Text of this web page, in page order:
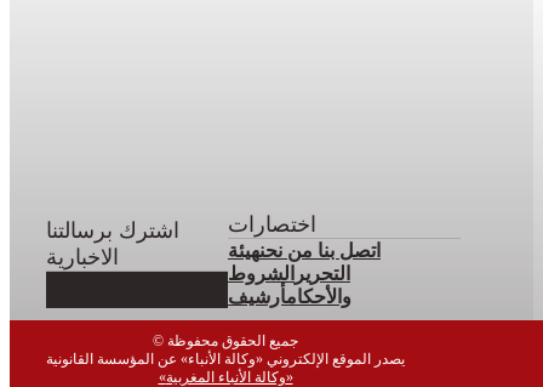
اشترك برسالتنا
الاخبارية
اختصارات
اتصل بنا من نحنهيئة
التحرير الشروط
والأحكامأرشيف
© جميع الحقوق محفوظة
يصدر الموقع الإلكتروني «وكالة الأنباء» عن المؤسسة القانونية
«وكالة الأنباء المغربية»